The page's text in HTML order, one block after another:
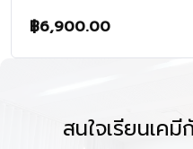
฿6,900.00
สนใจเรียนเค